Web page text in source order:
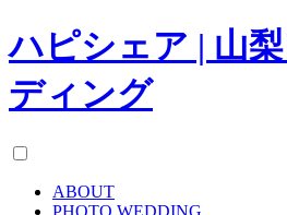
ハピシェア | 山
ディング
ABOUT
PHOTO WEDDING